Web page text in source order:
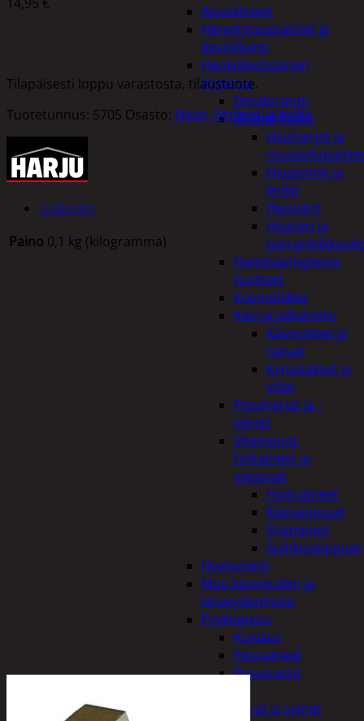
Apuvälineet
Hengityssuojaimet ja
desinfiointi
Henkilökohtainen
hygienia
Deodorantit
Hiustenhoito
Hiusharjat ja
Hiuspinnit ja
lenkit
Hiusvärit
Hiusten ja
Hammashygienia
tuotteet
Kosmetiikka
Käsi ja jalkahoito
Käsivoiteet ja
rasvat
Kynsisakset ja
viilat
Pesuharjat ja -
sienet
Shampoot,
hoitaineet ja
saippuat
Hoitoaineet
Käsisaippuat
Shampoot
Suihkusaippuat
Hyvinvointi
Muu kauneuden ja
terveydenhoito
Pyykinpesu
Kuivaus
Pesuaineet
Pesupussit
Liinat ja sienet
Tilapäisesti loppu varastosta, tilaustuote.
Tuotetunnus: 5705 Osasto: Nipat, liittimet ja holkit
Lisätiedot
Paino 0,1 kg (kilogramma)